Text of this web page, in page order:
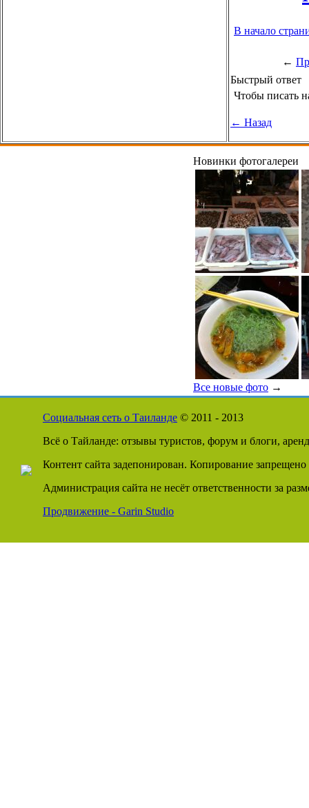
В начало
←
Быстрый ответ
Чтобы писать
← Назад
Новинки фотогалереи
Все новые фото →
Социальная сеть о Таиланде © 2011 - 2013
Всё о Тайланде: отзывы туристов, форум и блоги,
Контент сайта задепонирован. Копирование запрещено
Администрация сайта не несёт ответственности за
Продвижение - Garin Studio